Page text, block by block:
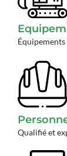
Qualifié et